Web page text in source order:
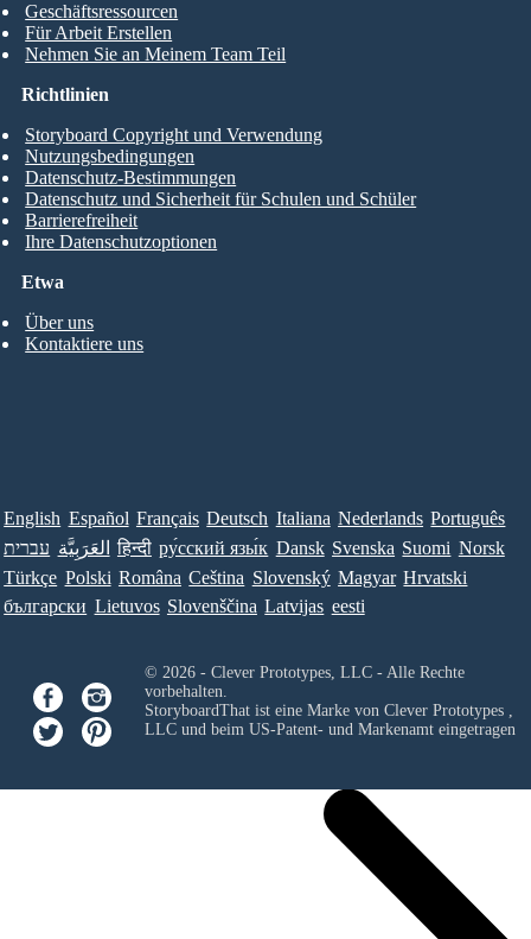
Geschäftsressourcen
Für Arbeit Erstellen
Nehmen Sie an Meinem Team Teil
Etwa
Über uns
Kontaktiere uns
Richtlinien
Storyboard Copyright und Verwendung
Nutzungsbedingungen
Datenschutz-Bestimmungen
Datenschutz und Sicherheit für Schulen und Schüler
Barrierefreiheit
Ihre Datenschutzoptionen
English Español Français Deutsch Italiana Nederlands Português
עברית العَرَبِيَّة हिन्दी ру́сский язы́к Dansk Svenska Suomi Norsk
Türkçe Polski Româna Ceština Slovenský Magyar Hrvatski
български Lietuvos Slovenščina Latvijas eesti
© 2026 - Clever Prototypes, LLC - Alle Rechte
vorbehalten.
StoryboardThat ist eine Marke von Clever Prototypes ,
LLCund beim US-Patent- und Markenamt eingetragen